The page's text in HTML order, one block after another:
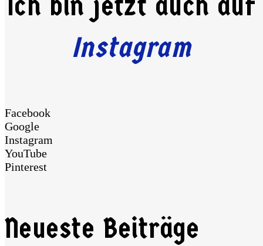
Instagram
Facebook
Google
Instagram
YouTube
Pinterest
Neueste Beiträge